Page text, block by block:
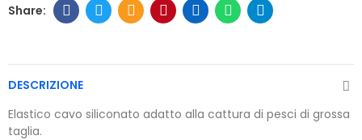
DESCRIZIONE
Elastico cavo siliconato adatto alla cattura di pesci di grossa
taglia.